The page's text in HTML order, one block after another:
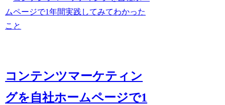
コンテンツマーケティン
グを自社ホームページで1